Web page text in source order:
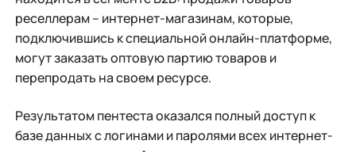
реселлерам – интернет-магазинам, которые,
подключившись к специальной онлайн-платформе,
могут заказать оптовую партию товаров и
перепродать на своем ресурсе.
Результатом пентеста оказался полный доступ к
базе данных с логинами и паролями всех интернет-